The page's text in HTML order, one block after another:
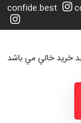
confide.best
خرید خالي مي باشد